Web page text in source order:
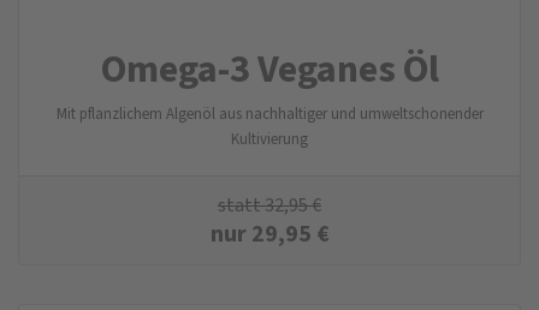
Omega-3 Veganes Öl
Mit pflanzlichem Algenöl aus nachhaltiger und umweltschonender
Kultivierung
statt32,95€
nur29,95 €